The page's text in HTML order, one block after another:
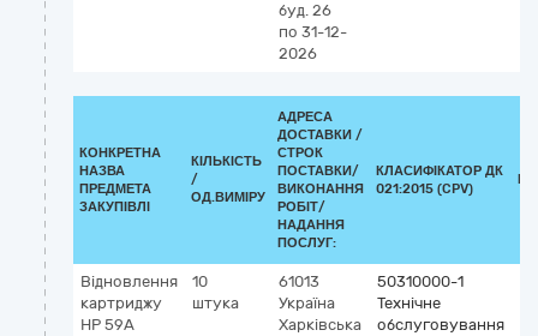
буд. 26
по 31-12-
2026
КОНКРЕТНА
НАЗВА
ПРЕДМЕТА
ЗАКУПІВЛІ
КІЛЬКІСТЬ
/
ОД.ВИМІРУ
АДРЕСА
ДОСТАВКИ /
СТРОК
ПОСТАВКИ/
ВИКОНАННЯ
РОБІТ/
НАДАННЯ
ПОСЛУГ:
КЛАСИФІКАТОР ДК
021:2015 (CPV)
Відновлення
картриджу
HP 59А
10
штука
61013
Україна
Харківська
50310000-1
Технічне
обслуговування